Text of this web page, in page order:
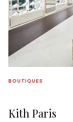
Kith Paris
BOUTIQUES